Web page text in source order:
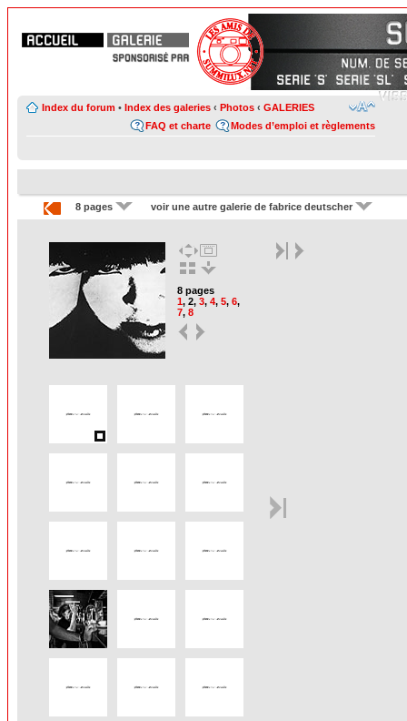
Index du forum • Index des galeries ‹ Photos ‹ GALERIES
Modes d’emploi et règlements
FAQ et charte
8 pages voir une autre galerie de fabrice deutscher
8 pages
1, 2, 3, 4, 5, 6,
7, 8